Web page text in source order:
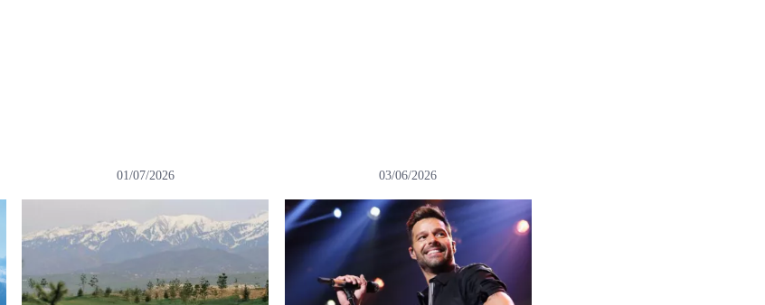
01/07/2026 03/06/2026